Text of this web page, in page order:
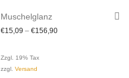
Muschelglanz
€15,09 – €156,90
Zzgl. 19% Tax
zzgl. Versand